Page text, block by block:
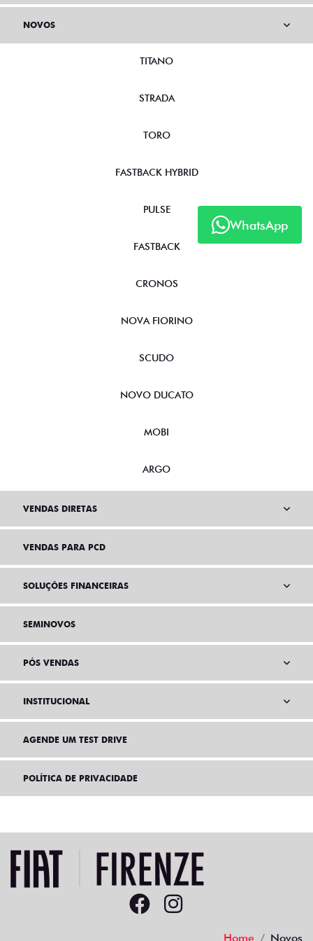
WhatsApp
NOVOS
TITANO
STRADA
TORO
FASTBACK HYBRID
PULSE
FASTBACK
CRONOS
NOVA FIORINO
SCUDO
NOVO DUCATO
MOBI
ARGO
VENDAS DIRETAS
VENDAS PARA PCD
SOLUÇÕES FINANCEIRAS
SEMINOVOS
PÓS VENDAS
INSTITUCIONAL
AGENDE UM TEST DRIVE
POLÍTICA DE PRIVACIDADE
Home Novos